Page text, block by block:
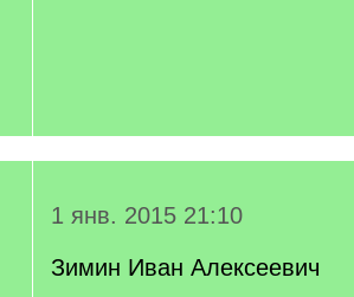
1 янв. 2015 21:10
Зимин Иван Алексеевич